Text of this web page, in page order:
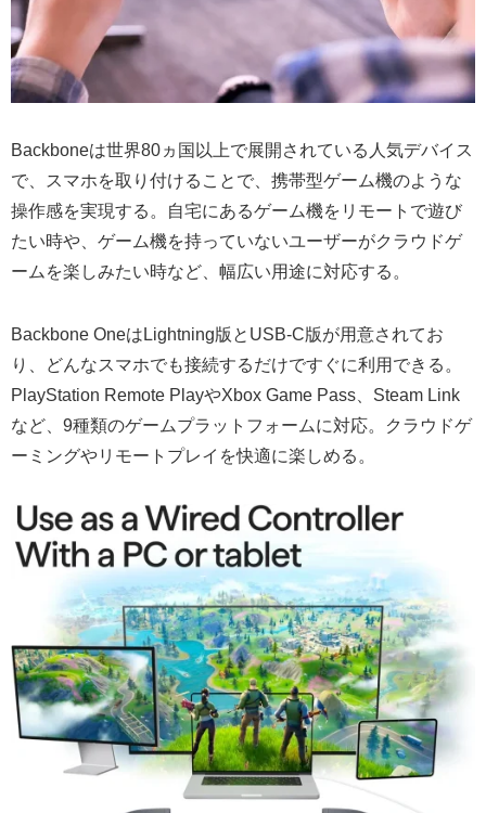
Backboneは世界80ヵ国以上で展開されている人気デバイス
で、スマホを取り付けることで、携帯型ゲーム機のような
操作感を実現する。自宅にあるゲーム機をリモートで遊び
たい時や、ゲーム機を持っていないユーザーがクラウドゲ
ームを楽しみたい時など、幅広い用途に対応する。
Backbone OneはLightning版とUSB-C版が用意されてお
り、どんなスマホでも接続するだけですぐに利用できる。
PlayStation Remote PlayやXbox Game Pass、Steam Link
など、9種類のゲームプラットフォームに対応。クラウドゲ
ーミングやリモートプレイを快適に楽しめる。